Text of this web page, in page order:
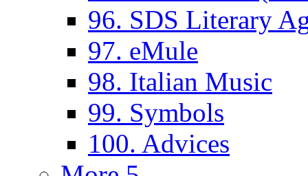
96. SDS Literary
97. eMule
98. Italian Music
99. Symbols
100. Advices